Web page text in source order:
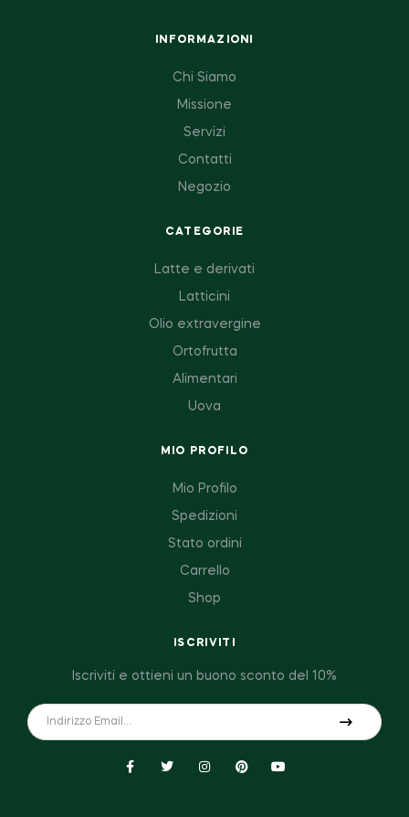
INFORMAZIONI
Chi Siamo
Missione
Servizi
Contatti
Negozio
CATEGORIE
Latte e derivati
Latticini
Olio extravergine
Ortofrutta
Alimentari
Uova
MIO PROFILO
Mio Profilo
Spedizioni
Stato ordini
Carrello
Shop
ISCRIVITI
Iscriviti e ottieni un buono sconto del 10%